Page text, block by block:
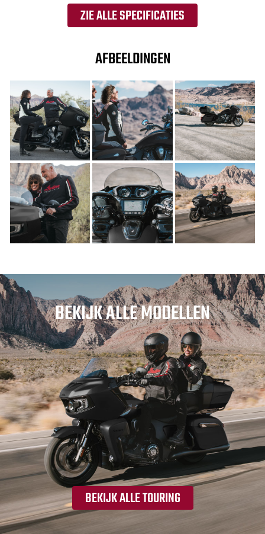
ZIE ALLE SPECIFICATIES
AFBEELDINGEN
BEKIJK ALLE MODELLEN
BEKIJK ALLE TOURING